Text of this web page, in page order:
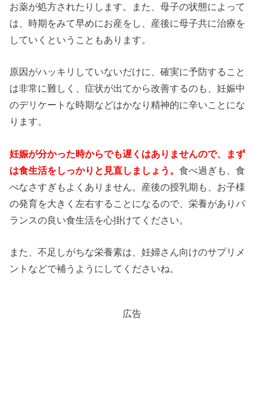
お薬が処方されたりします。また、母子の状態によって
は、時期をみて早めにお産をし、産後に母子共に治療を
していくということもあります。
原因がハッキリしていないだけに、確実に予防すること
は非常に難しく、症状が出てから改善するのも、妊娠中
のデリケートな時期などはかなり精神的に辛いことにな
ります。
妊娠が分かった時からでも遅くはありませんので、まず
は食生活をしっかりと見直しましょう。食べ過ぎも、食
べなさすぎもよくありません。産後の授乳期も、お子様
の発育を大きく左右することになるので、栄養がありバ
ランスの良い食生活を心掛けてください。
また、不足しがちな栄養素は、妊婦さん向けのサプリメ
ントなどで補うようにしてくださいね。
広告